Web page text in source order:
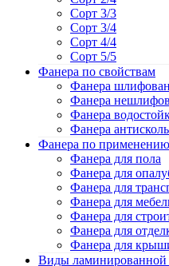
Сорт 3/3
Сорт 3/4
Сорт 4/4
Сорт 5/5
Фанера по свойствам
Фанера
Фанера
Фанера
Фанера
Фанера по применению
Фанера для пола
Фанера для
Фанера для
Фанера для
Фанера для
Фанера для
Фанера для
Виды